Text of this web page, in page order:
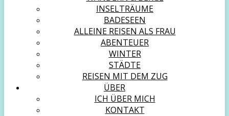
INSELTRÄUME
BADESEEN
ALLEINE REISEN ALS FRAU
ABENTEUER
WINTER
STÄDTE
REISEN MIT DEM ZUG
ÜBER
ICH ÜBER MICH
KONTAKT